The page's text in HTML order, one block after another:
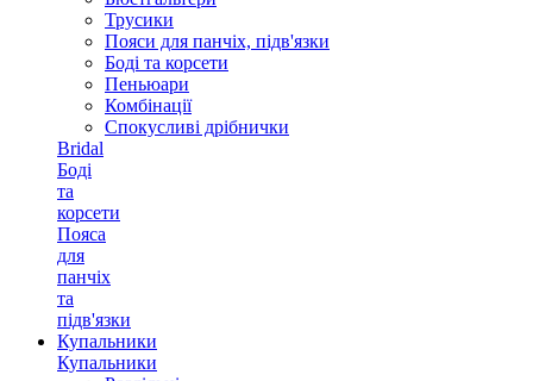
Трусики
Пояси для панчіх, підв'язки
Боді та корсети
Пеньюари
Комбінації
Спокусливі дрібнички
Bridal
Боді
та
корсети
Пояса
для
панчіх
та
підв'язки
Купальники
Купальники